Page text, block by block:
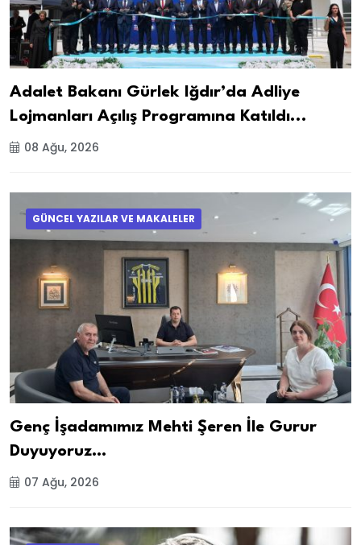
Adalet Bakanı Gürlek Iğdır’da Adliye
Lojmanları Açılış Programına Katıldı...
08 Ağu, 2026
GÜNCEL YAZILAR VE MAKALELER
Genç İşadamımız Mehti Şeren İle Gurur
Duyuyoruz…
07 Ağu, 2026